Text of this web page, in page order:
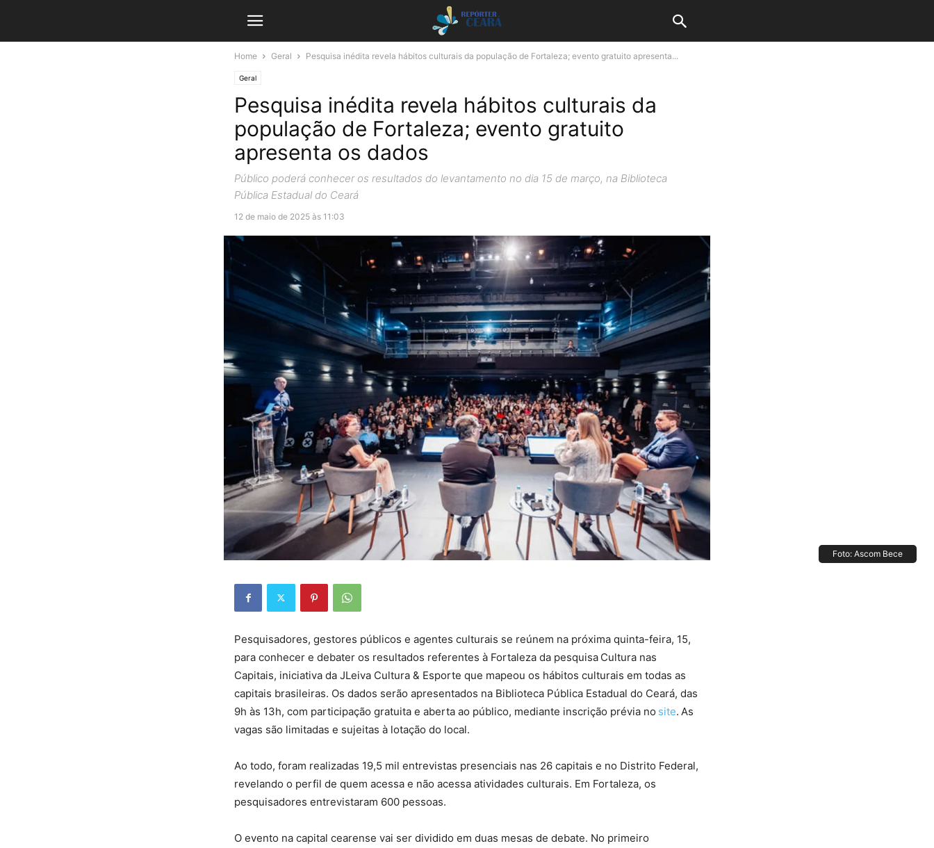
Home Geral Pesquisa inédita revela hábitos culturais da população de Fortaleza; evento gratuito apresenta...
Geral
Pesquisa inédita revela hábitos culturais da
população de Fortaleza; evento gratuito
apresenta os dados
Público poderá conhecer os resultados do levantamento no dia 15 de março, na Biblioteca
Pública Estadual do Ceará
12 de maio de 2025 às 11:03
Foto: Ascom Bece
Pesquisadores, gestores públicos e agentes culturais se reúnem na próxima quinta-feira, 15,
para conhecer e debater os resultados referentes à Fortaleza da pesquisa Cultura nas
Capitais, iniciativa da JLeiva Cultura & Esporte que mapeou os hábitos culturais em todas as
capitais brasileiras. Os dados serão apresentados na Biblioteca Pública Estadual do Ceará, das
9h às 13h, com participação gratuita e aberta ao público, mediante inscrição prévia no site. As
vagas são limitadas e sujeitas à lotação do local.
Ao todo, foram realizadas 19,5 mil entrevistas presenciais nas 26 capitais e no Distrito Federal,
revelando o perfil de quem acessa e não acessa atividades culturais. Em Fortaleza, os
pesquisadores entrevistaram 600 pessoas.
O evento na capital cearense vai ser dividido em duas mesas de debate. No primeiro